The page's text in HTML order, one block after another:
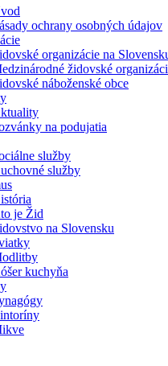
ochrany osobných údajov
organizácie na
židovské
náboženské obce
na podujatia
služby
služby
je Žid
na Slovensku
kuchyňa